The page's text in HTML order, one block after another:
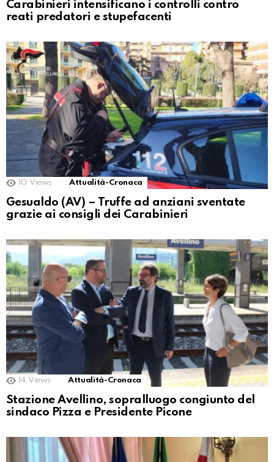
Carabinieri intensificano i controlli contro
reati predatori e stupefacenti
10 Views Attualità-Cronaca
Gesualdo (AV) – Truffe ad anziani sventate
grazie ai consigli dei Carabinieri
14 Views Attualità-Cronaca
Stazione Avellino, sopralluogo congiunto del
sindaco Pizza e Presidente Picone